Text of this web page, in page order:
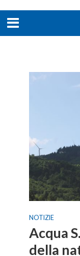
NOTIZIE
Acqua
della